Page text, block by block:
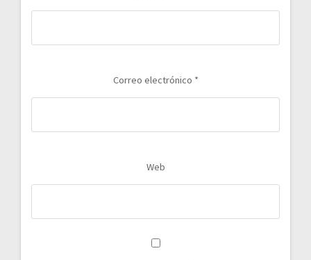
Correo electrónico *
Web